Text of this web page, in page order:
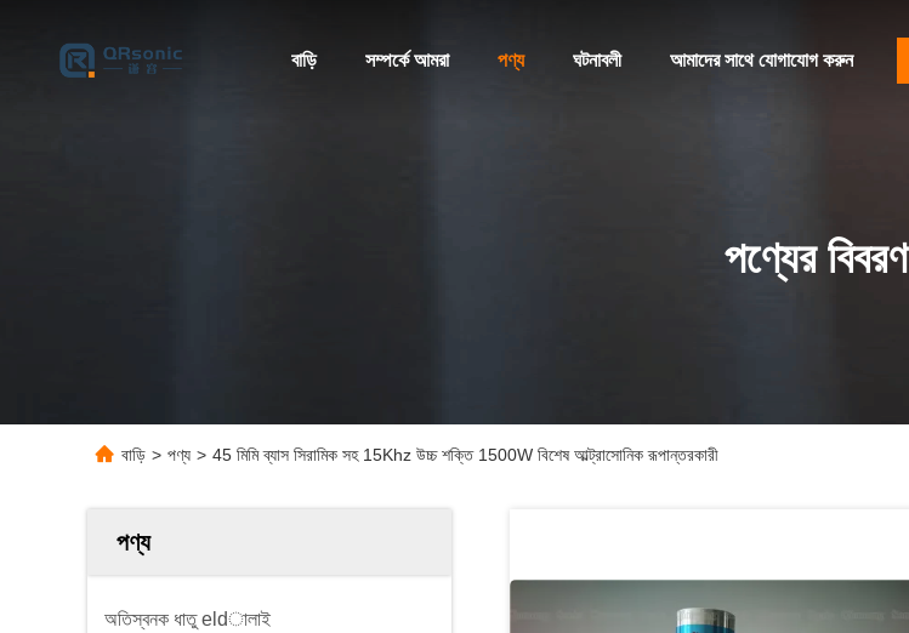
বাড়ি সম্পর্কে আমরা পণ্য ঘটনাবলী আমাদের সাথে যোগাযোগ করুন
পণ্যের বিবরণ
বাড়ি > পণ্য > 45 মিমি ব্যাস সিরামিক সহ 15Khz উচ্চ শক্তি 1500W বিশেষ আল্ট্রাসোনিক রূপান্তরকারী
পণ্য
অতিস্বনক ধাতু eldালাই